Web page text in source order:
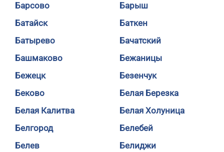
Барсово
Барыш
Батайск
Баткен
Батырево
Бачатский
Башмаково
Бежаницы
Бежецк
Безенчук
Беково
Белая Березка
Белая Калитва
Белая Холуница
Белгород
Белебей
Белев
Белиджи